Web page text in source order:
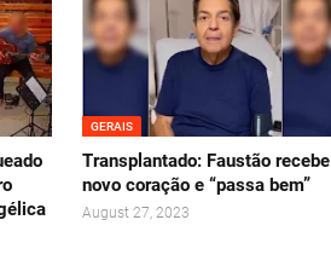
GERAIS
Transplantado: Faustão recebe
novo coração e “passa bem”
August 27, 2023